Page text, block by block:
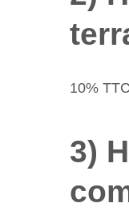
10%
3)